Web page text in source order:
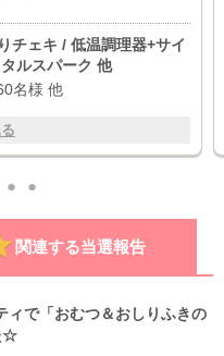
チェキ / 低温調理器+サイ
ルスパーク 他
名様 他
● ●
関連する当選報告
ィで「おむつ＆おしりふきの
☆